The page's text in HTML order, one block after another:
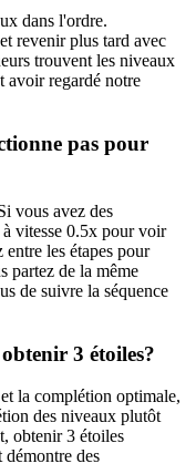
dans l'ordre.
revenir plus tard avec
trouvent les niveaux
avoir regardé notre
pas pour
vous avez des
vitesse 0.5x pour voir
les étapes pour
partez de la même
de suivre la séquence
3 étoiles?
la complétion optimale,
des niveaux plutôt
obtenir 3 étoiles
démontre des